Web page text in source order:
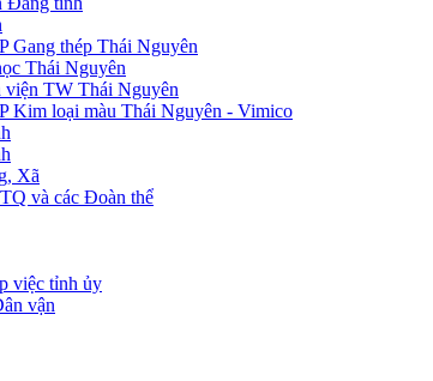
Gang thép Thái Nguyên
Thái Nguyên
viện TW Thái Nguyên
Kim loại màu Thái Nguyên - Vimico
Xã
và các Đoàn thể
việc tỉnh ủy
vận